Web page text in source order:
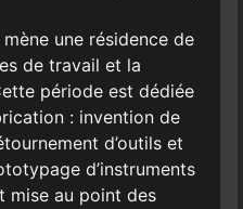
une résidence de
de travail et la
période est dédiée
: invention de
d’outils et
d’instruments
mise au point des